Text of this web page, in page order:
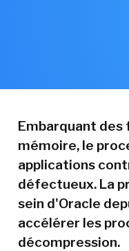
Embarquant
mémoire, le
applications
défectueux. La
sein d'Oracle
accélérer les
décompression.